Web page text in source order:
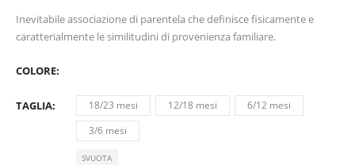
Inevitabile associazione di parentela che definisce fisicamente e
caratterialmente le similitudini di provenienza familiare.
COLORE
TAGLIA 18/23 mesi 12/18 mesi
6/12 mesi
3/6 mesi
SVUOTA